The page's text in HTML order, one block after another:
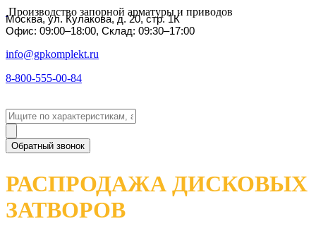
Производство запорной арматуры и приводов
Москва, ул. Кулакова, д. 20, стр. 1К
Офис: 09:00–18:00, Склад: 09:30–17:00
info@gpkomplekt.ru
8-800-555-00-84
Обратный звонок
РАСПРОДАЖА ДИСКОВЫХ
ЗАТВОРОВ